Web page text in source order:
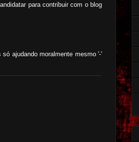
para contribuir com o blog
ajudando moralmente mesmo '-'